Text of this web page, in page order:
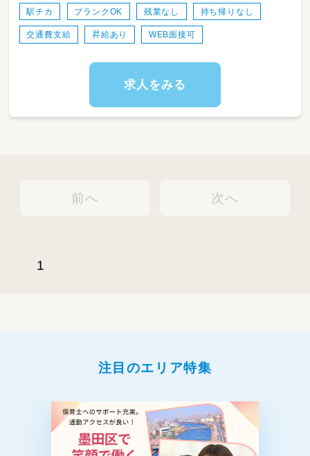
＜スケジュール例＞
・08:00～登園
・11:00～昼食
・12:30～午睡(事務作業/ブレスチェック/休憩)
・18:30～降園
府堺市、神戸市からもアクセス◎～
駅チカ ブランクOK 残業なし 持ち帰りなし
交通費支給 昇給あり WEB面接可
求人をみる
前へ
1
次へ
注目のエリア特集